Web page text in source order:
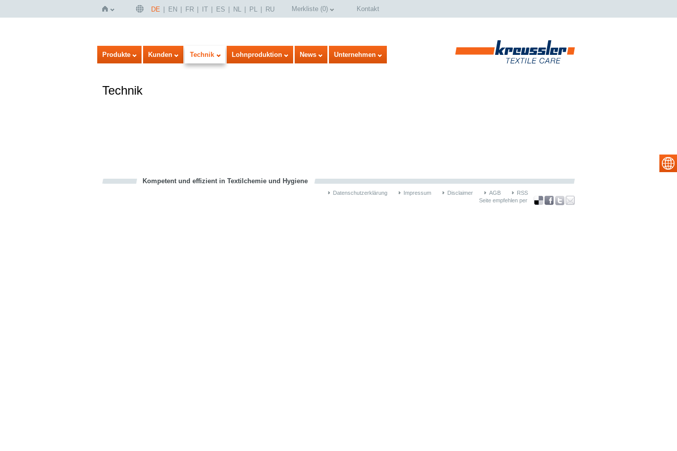
Startseite
DE EN FR IT ES NL PL RU Merkliste (0) Kontakt
Produkte Kunden Technik Lohnproduktion News Unternehmen
Technik
Kompetent und effizient in Textilchemie und Hygiene
Datenschutzerklärung Impressum Disclaimer AGB
RSS
Seite empfehlen per